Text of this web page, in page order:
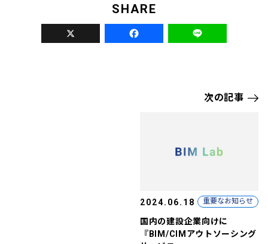
次の記事
2024.06.18 重要なお知らせ
国内の建設企業向けに
『BIM/CIMアウトソーシング